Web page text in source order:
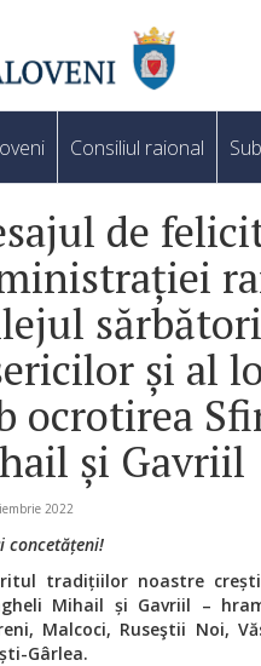
Consiliul raional
de
și al
ocrotirea
și Gavriil
2022
concetățeni!
tradițiilor noastre
Mihail și Gavriil –
Malcoci, Ruseştii Noi,
Gârlea.